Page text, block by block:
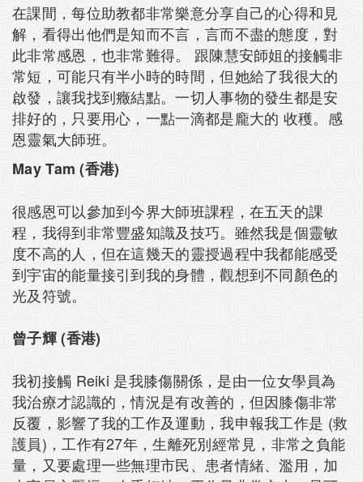
在課間，每位助教都非常樂意分享自己的心得和見
解，看得出他們是知而不言，言而不盡的態度，對
此非常感恩，也非常難得。 跟陳慧安師姐的接觸非
常短，可能只有半小時的時間，但她給了我很大的
啟發，讓我找到癥結點。一切人事物的發生都是安
排好的，只要用心，一點一滴都是龐大的 收穫。感
恩靈氣大師班。
May Tam (香港)
很感恩可以參加到今界大師班課程，在五天的課
程，我得到非常豐盛知識及技巧。雖然我是個靈敏
度不高的人，但在這幾天的靈授過程中我都能感受
到宇宙的能量接引到我的身體，觀想到不同顏色的
光及符號。
曾子輝 (香港)
我初接觸 Reiki 是我膝傷關係，是由一位女學員為
我治療才認識的，情況是有改善的，但因膝傷非常
反覆，影響了我的工作及運動，我申報我工作是 (救
護員)，工作有27年，生離死別經常見，非常之負能
量，又要處理一些無理市民、患者情緒、濫用，加